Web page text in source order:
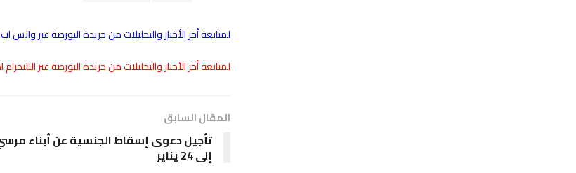
لمتابعة أخر الأخبار والتحليلات من جريدة البورصة عبر واتس
لمتابعة أخر الأخبار والتحليلات من جريدة البورصة عبر
المقال السابق
تأجيل دعوى إسقاط الجنسية عن أبناء
إلى 24 يناير